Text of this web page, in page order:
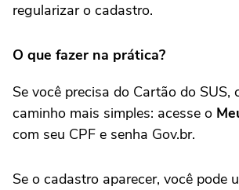
regularizar o cadastro.
O que fazer na prática?
Se você precisa do Cartão do SUS,
caminho mais simples: acesse o
com seu CPF e senha Gov.br.
Se o cadastro aparecer, você pode